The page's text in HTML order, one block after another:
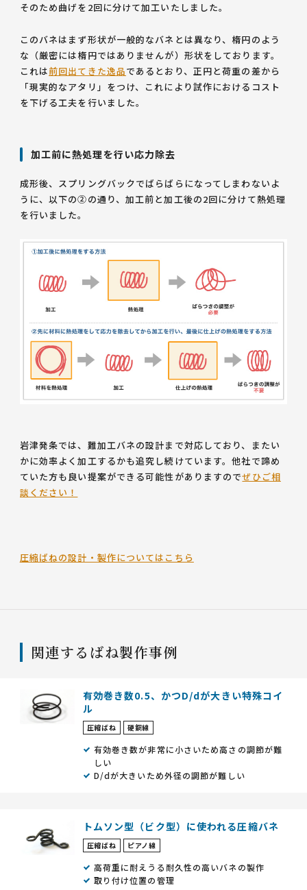
そのため曲げを2回に分けて加工いたしました。
このバネはまず形状が一般的なバネとは異なり、楕円のよう
な（厳密には楕円ではありませんが）形状をしております。
これは前回出てきた逸品であるとおり、正円と荷重の差から
「現実的なアタリ」をつけ、これにより試作におけるコスト
を下げる工夫を行いました。
加工前に熱処理を行い応力除去
成形後、スプリングバックでばらばらになってしまわないよ
うに、以下の②の通り、加工前と加工後の2回に分けて熱処理
を行いました。
岩津発条では、難加工バネの設計まで対応しており、またい
かに効率よく加工するかも追究し続けています。他社で諦め
ていた方も良い提案ができる可能性がありますのでぜひご相
談ください！
圧縮ばねの設計・製作についてはこちら
関連するばね製作事例
有効巻き数0.5、かつD/dが大きい特殊コイ
ル
圧縮ばね 硬鋼線
有効巻き数が非常に小さいため高さの調節が難
しい
D/dが大きいため外径の調節が難しい
トムソン型（ビク型）に使われる圧縮バネ
圧縮ばね ピアノ線
高荷重に耐えうる耐久性の高いバネの製作
取り付け位置の管理